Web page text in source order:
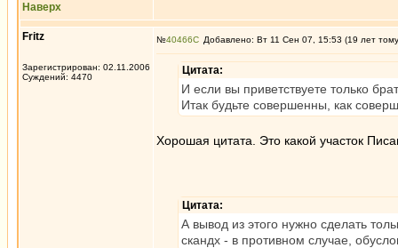
Наверх
Fritz
Зарегистрирован: 02.11.2006
Суждений: 4470
№40466 Добавлено: Вт 11 Сен 07, 15:53 (19 лет
Цитата:
И если вы приветствуете только
Итак будьте совершенны, как
Хорошая цитата. Это какой участок
Цитата:
А вывод из этого нужно сделать
скандх - в противном случае,